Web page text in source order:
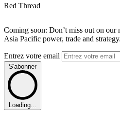
Red Thread
Coming soon: Don’t miss out on
Asia Pacific power, trade and strategy.
Entrez votre email
S'abonner
Loading...